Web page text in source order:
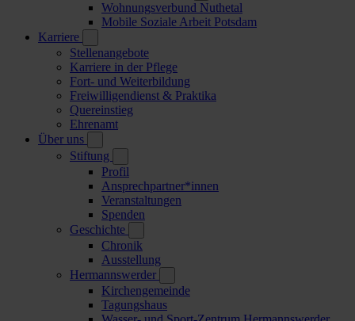
Wohnungsverbund Nuthetal
Mobile Soziale Arbeit Potsdam
Karriere
Stellenangebote
Karriere in der Pflege
Fort- und Weiterbildung
Freiwilligendienst & Praktika
Quereinstieg
Ehrenamt
Über uns
Stiftung
Profil
Ansprechpartner*innen
Veranstaltungen
Spenden
Geschichte
Chronik
Ausstellung
Hermannswerder
Kirchengemeinde
Tagungshaus